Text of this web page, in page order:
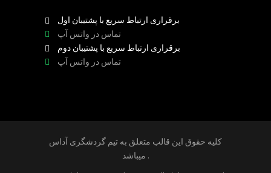
برقراری ارتباط سریع با پشتیبان اول
تماس در واتس آپ
برقراری ارتباط سریع با پشتیبان دوم
تماس در واتس آپ
کلیه حقوق این قالب متعلق به تیم گردشگری آداس
میباشد .